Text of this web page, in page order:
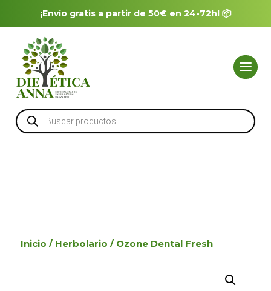
¡Envío gratis a partir de 50€ en 24-72h! 📦
Búsqueda
de
productos
Inicio / Herbolario / Ozone Dental Fresh